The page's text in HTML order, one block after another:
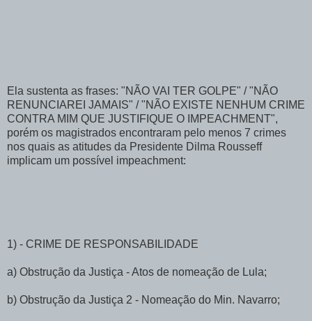
Ela sustenta as frases: "NÃO VAI TER GOLPE" / "NÃO
RENUNCIAREI JAMAIS" / "NÃO EXISTE NENHUM CRIME
CONTRA MIM QUE JUSTIFIQUE O IMPEACHMENT",
porém os magistrados encontraram pelo menos 7 crimes
nos quais as atitudes da Presidente Dilma Rousseff
implicam um possível impeachment:
1) - CRIME DE RESPONSABILIDADE
a) Obstrução da Justiça - Atos de nomeação de Lula;
b) Obstrução da Justiça 2 - Nomeação do Min. Navarro;